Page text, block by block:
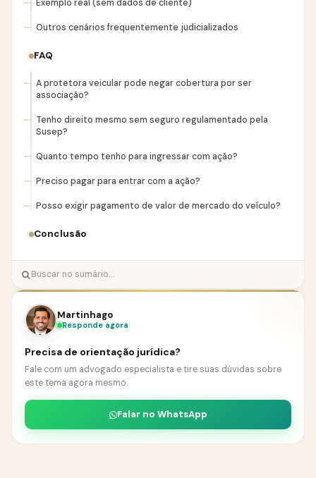
Exemplo real (sem dados de cliente)
Outros cenários frequentemente judicializados
FAQ
A protetora veicular pode negar cobertura por ser
associação?
Tenho direito mesmo sem seguro regulamentado pela
Susep?
Quanto tempo tenho para ingressar com ação?
Preciso pagar para entrar com a ação?
Posso exigir pagamento de valor de mercado do veículo?
Conclusão
Martinhago
Responde agora
Precisa de orientação jurídica?
Fale com um advogado especialista e tire suas dúvidas sobre
este tema agora mesmo.
Falar no WhatsApp